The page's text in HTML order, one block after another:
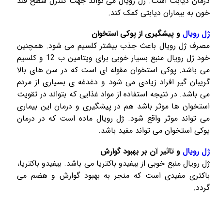
خون به بیماران دیابتی کمک کند.
ژل رویال و پیشگیری از پوکی استخوان
مصرفژل رویال باعث جذب بیشتر کلسیم می شود. همچنین
خودژل رویال
منبع بسیار خوبی برای ویتامین ب 12 و کلسیم
می باشد. پوکی استخوان مقوله ای است که در سن های بالا
گریبان گیر افراد زیادی می شود و دغدغه ی بسیاری از مردم
می باشد. در نتیجه استفاده از مواد غذایی که بتواند در تقویت
استخوان ها موثر باشد هم در پیشگیری و درمان این بیماری
می تواند موثر واقع شود. ژل رویال ماده است که در درمان
پوکی استخوان می تواند مفید باشد.
ژل رویال و تاثیر آن بر بهبود گوارش
ژل رویال منبع خوبی از بیفیدو باکتریا می باشد. بیفیدو باکتریا،
باکتری مفیدی است که منجر به بهبود گوارش و هضم می
گردد.